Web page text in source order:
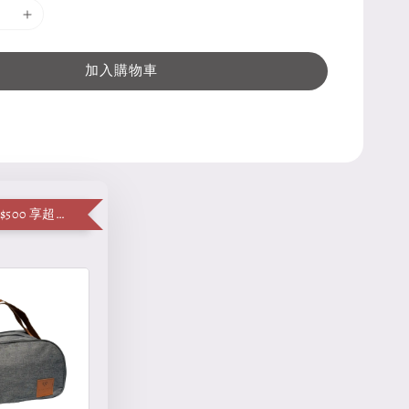
加入購物車
單筆消費滿 $500 享超值加購便當袋